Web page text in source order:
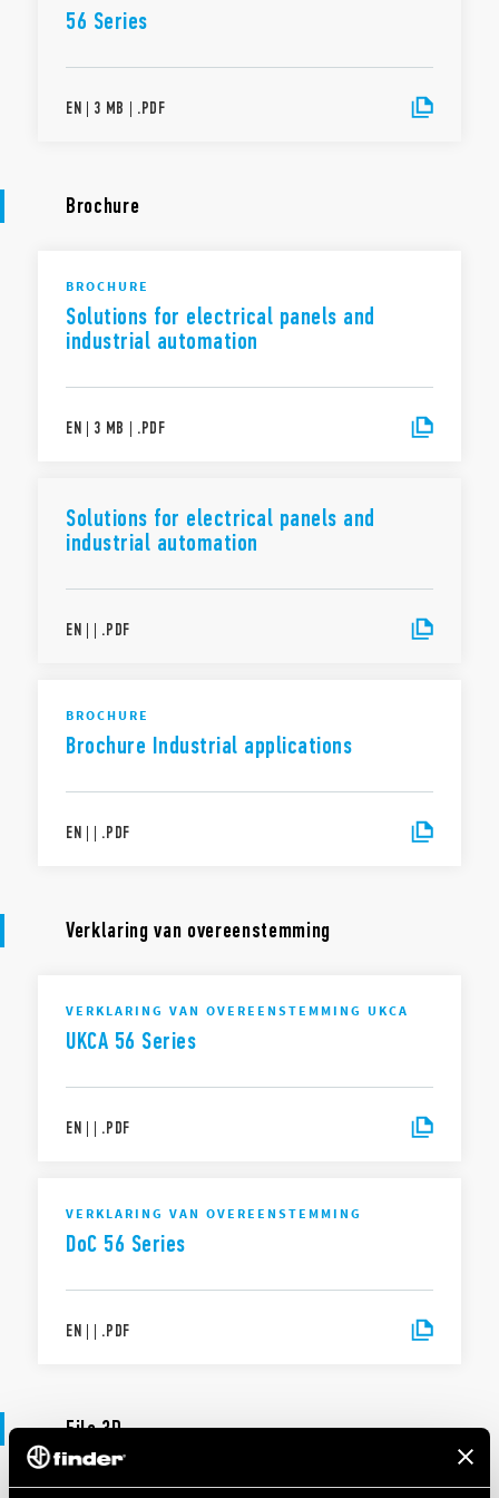
56 Series
EN | 3 MB | .PDF
Brochure
BROCHURE
Solutions for electrical panels and
industrial automation
EN | 3 MB | .PDF
Solutions for electrical panels and
industrial automation
EN | | .PDF
BROCHURE
Brochure Industrial applications
EN | | .PDF
Verklaring van overeenstemming
VERKLARING VAN OVEREENSTEMMING UKCA
UKCA 56 Series
EN | | .PDF
VERKLARING VAN OVEREENSTEMMING
DoC 56 Series
EN | | .PDF
File 3D